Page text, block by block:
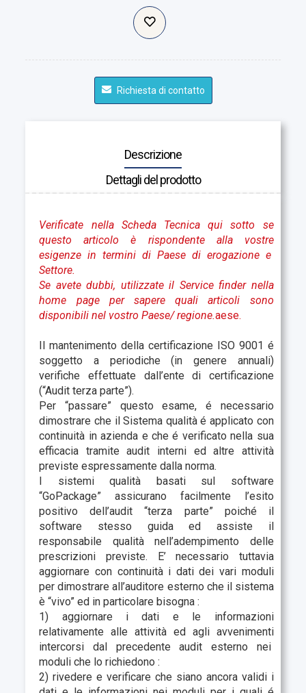
Richiesta di contatto
Descrizione
Dettagli del prodotto
Verificate nella Scheda Tecnica qui sotto se
questo articolo è rispondente alla vostre
esigenze in termini di Paese di erogazione e
Settore.
Se avete dubbi, utilizzate il Service finder nella
home page per sapere quali articoli sono
disponibili nel vostro Paese/ regione.aese.
Il mantenimento della certificazione ISO 9001 é
soggetto a periodiche (in genere annuali)
verifiche effettuate dall’ente di certificazione
(“Audit terza parte”).
Per “passare” questo esame, é necessario
dimostrare che il Sistema qualità é applicato con
continuità in azienda e che é verificato nella sua
efficacia tramite audit interni ed altre attività
previste espressamente dalla norma.
I sistemi qualità basati sul software
“GoPackage” assicurano facilmente l’esito
positivo dell’audit “terza parte” poiché il
software stesso guida ed assiste il
responsabile qualità nell’adempimento delle
prescrizioni previste. E’ necessario tuttavia
aggiornare con continuità i dati dei vari moduli
per dimostrare all’auditore esterno che il sistema
è “vivo” ed in particolare bisogna :
1) aggiornare i dati e le informazioni
relativamente alle attività ed agli avvenimenti
intercorsi dal precedente audit esterno nei
moduli che lo richiedono :
2) rivedere e verificare che siano ancora validi i